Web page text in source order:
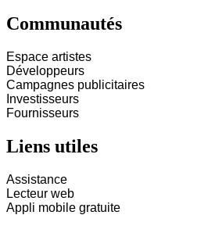
Communautés
Espace artistes
Développeurs
Campagnes publicitaires
Investisseurs
Fournisseurs
Liens utiles
Assistance
Lecteur web
Appli mobile gratuite